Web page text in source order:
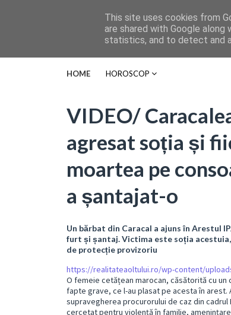
HOME HOROSCOP
VIDEO/
agresat soția și
moartea pe
a șantajat-o
Un bărbat din Caracal a ajuns în Arestul
furt și șantaj. Victima este soția
de protecție provizoriu
https://realitateaoltului.ro/wp-content/
O femeie cetățean marocan, căsătorită cu
fapte grave, ce l-au plasat pe acesta în arest.
supravegherea procurorului de caz din
cercetat pentru violență în familie,
This site uses cookies from
are shared with Google
statistics, and to detect and